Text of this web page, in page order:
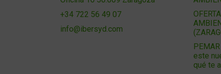
+34 722 56 49 07
info@ibersyd.com
este
qué te